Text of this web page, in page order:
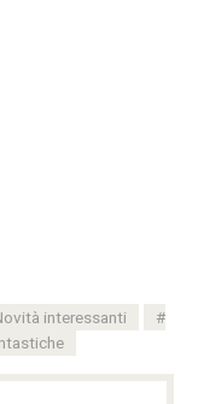
interessanti